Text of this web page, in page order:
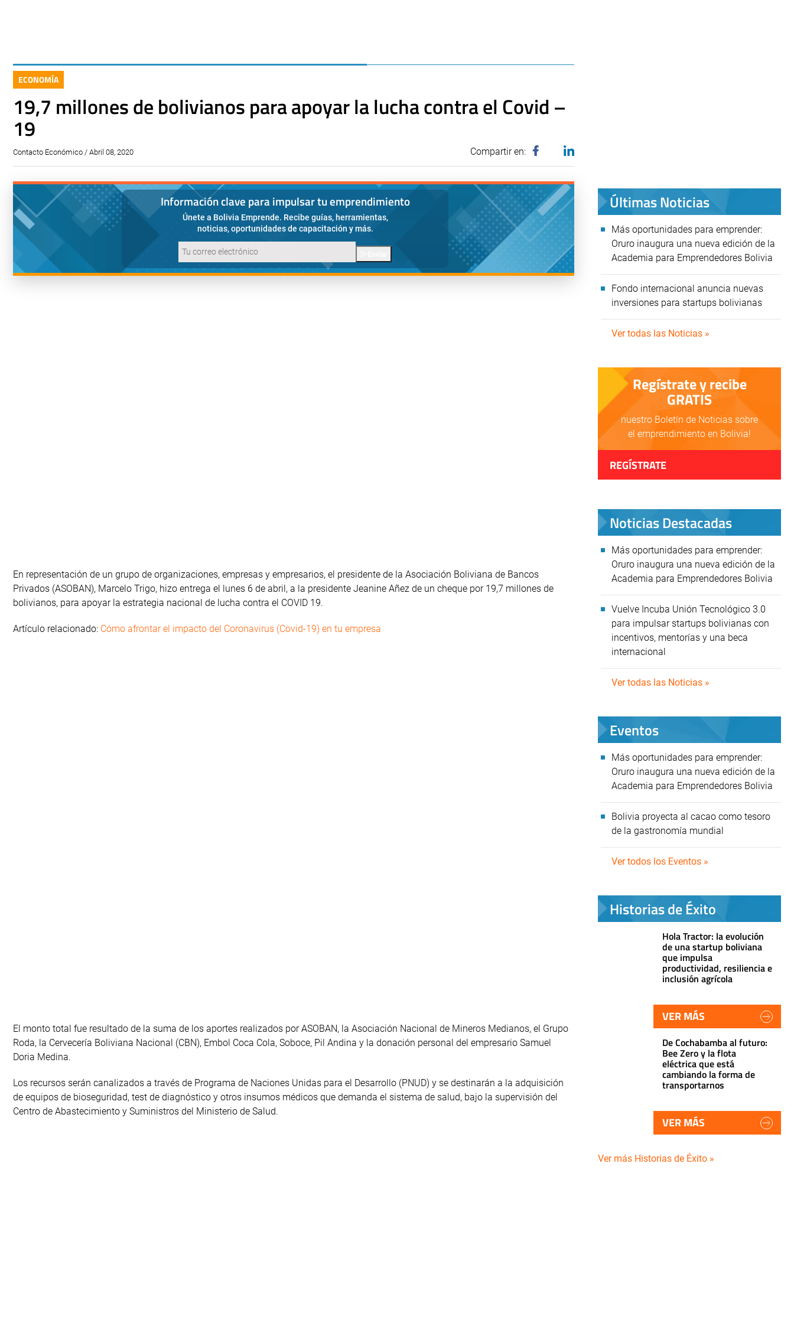
ECONOMÍA
19,7 millones de bolivianos para apoyar la lucha contra el Covid –
19
Contacto Económico / Abril 08, 2020 Compartir en:
Información clave para impulsar tu emprendimiento
Únete a Bolivia Emprende. Recibe guías, herramientas,
noticias, oportunidades de capacitación y más.
En representación de un grupo de organizaciones, empresas y empresarios, el presidente de la Asociación Boliviana de Bancos
Privados (ASOBAN), Marcelo Trigo, hizo entrega el lunes 6 de abril, a la presidente Jeanine Añez de un cheque por 19,7 millones de
bolivianos, para apoyar la estrategia nacional de lucha contra el COVID 19.
Artículo relacionado: Cómo afrontar el impacto del Coronavirus (Covid-19) en tu empresa
El monto total fue resultado de la suma de los aportes realizados por ASOBAN, la Asociación Nacional de Mineros Medianos, el Grupo
Roda, la Cervecería Boliviana Nacional (CBN), Embol Coca Cola, Soboce, Pil Andina y la donación personal del empresario Samuel
Doria Medina.
Los recursos serán canalizados a través de Programa de Naciones Unidas para el Desarrollo (PNUD) y se destinarán a la adquisición
de equipos de bioseguridad, test de diagnóstico y otros insumos médicos que demanda el sistema de salud, bajo la supervisión del
Centro de Abastecimiento y Suministros del Ministerio de Salud.
Últimas Noticias
Más oportunidades para emprender:
Oruro inaugura una nueva edición de la
Academia para Emprendedores Bolivia
Fondo internacional anuncia nuevas
inversiones para startups bolivianas
Ver todas las Noticias »
Regístrate y recibe
GRATIS
nuestro Boletín de Noticias sobre
el emprendimiento en Bolivia!
REGÍSTRATE
Noticias Destacadas
Más oportunidades para emprender:
Oruro inaugura una nueva edición de la
Academia para Emprendedores Bolivia
Vuelve Incuba Unión Tecnológico 3.0
para impulsar startups bolivianas con
incentivos, mentorías y una beca
internacional
Ver todas las Noticias »
Eventos
Más oportunidades para emprender:
Oruro inaugura una nueva edición de la
Academia para Emprendedores Bolivia
Bolivia proyecta al cacao como tesoro
de la gastronomía mundial
Ver todos los Eventos »
Historias de Éxito
Hola Tractor: la evolución
de una startup boliviana
que impulsa
productividad, resiliencia e
inclusión agrícola
VER MÁS
De Cochabamba al futuro:
Bee Zero y la flota
eléctrica que está
cambiando la forma de
transportarnos
VER MÁS
Ver más Historias de Éxito »